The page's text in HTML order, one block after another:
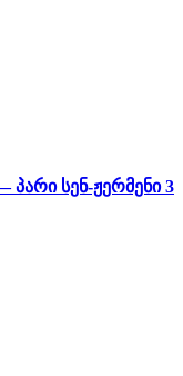
პიოტრ იანი
გამოვა. "თუ იანის
სენ-ჟერმენი 3